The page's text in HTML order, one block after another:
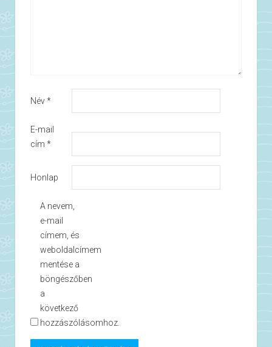
Név*
E-mail
cím *
Honlap
A nevem,
e-mail
címem, és
weboldalcímem
mentése a
böngészőben
a
következő
hozzászólásomhoz.